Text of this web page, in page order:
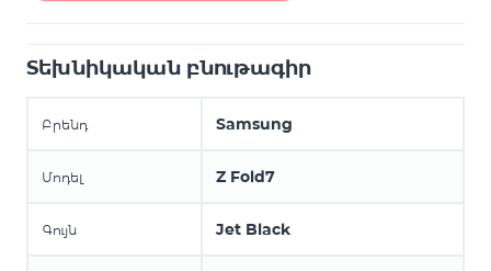
Տեխնիկական բնութագիր
Բրենդ Samsung
Մոդել Z Fold7
Գույն Jet Black